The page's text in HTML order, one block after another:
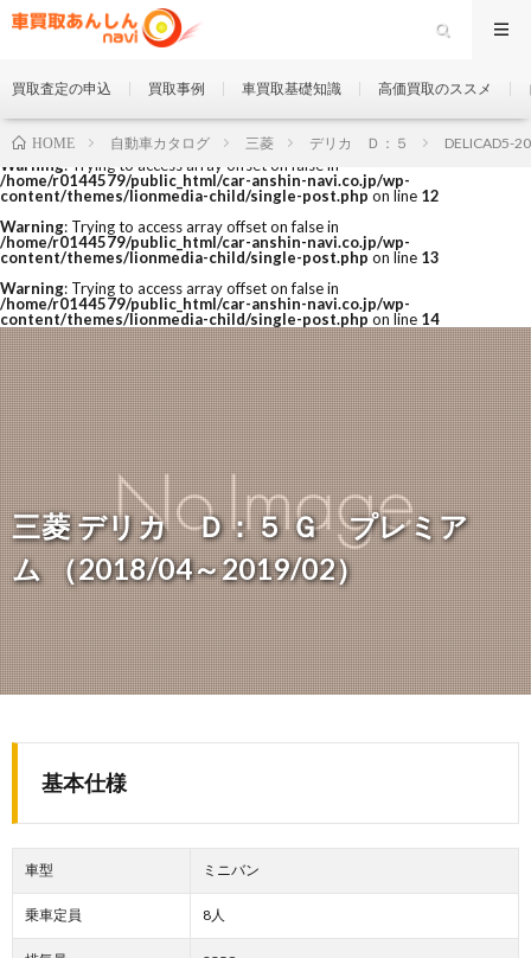
Warning: Trying to access array offset on false in
/home/r0144579/public_html/car-anshin-navi.co.jp/wp-
content/themes/lionmedia-child/single-post.php on line 12
Warning: Trying to access array offset on false in
/home/r0144579/public_html/car-anshin-navi.co.jp/wp-
content/themes/lionmedia-child/single-post.php on line 13
Warning: Trying to access array offset on false in
/home/r0144579/public_html/car-anshin-navi.co.jp/wp-
content/themes/lionmedia-child/single-post.php on line 14
買取査定の申込 買取事例 車買取基礎知識 高価買取のススメ
三菱 デリカ Ｄ：５ Ｇ プレミア
ム （2018/04～2019/02）
HOME 自動車カタログ 三菱 デリカ Ｄ：５ DELICAD5-
基本仕様
車型 ミニバン
乗車定員 8人